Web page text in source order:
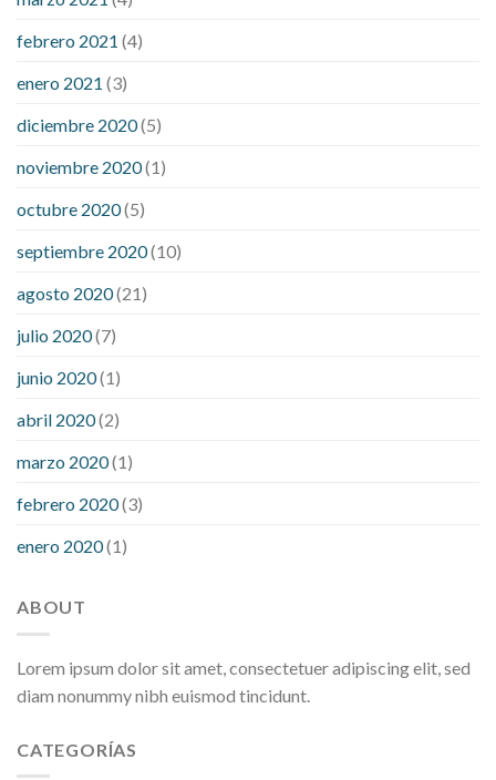
febrero 2021 (4)
enero 2021 (3)
diciembre 2020(5)
noviembre 2020(1)
octubre 2020(5)
septiembre 2020(10)
agosto 2020(21)
julio 2020(7)
junio 2020(1)
abril 2020(2)
marzo 2020(1)
febrero 2020(3)
enero 2020(1)
ABOUT
Lorem ipsum dolor sit amet, consectetuer adipiscing elit, sed
diam nonummy nibh euismod tincidunt.
CATEGORÍAS